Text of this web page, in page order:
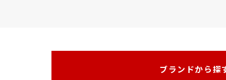
ブランドから探